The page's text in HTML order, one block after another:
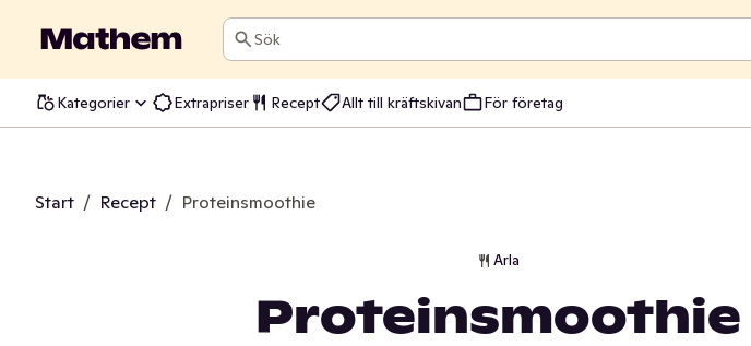
Sök
Kategorier Extrapriser Recept Allt till kräftskivan För företag
Start / Recept / Proteinsmoothie
Arla
Proteinsmoothie